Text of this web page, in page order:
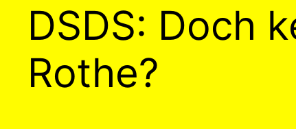
DSDS: Doch
Rothe?